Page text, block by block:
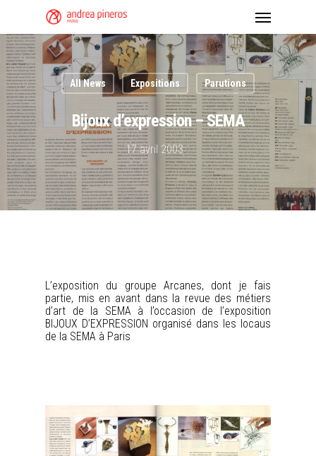
All News Expositions Parutions
Bijoux d’expression – SEMA
17 avril 2003
L’exposition du groupe Arcanes, dont je fais
partie, mis en avant dans la revue des métiers
d’art de la SEMA à l’occasion de l’exposition
BIJOUX D’EXPRESSION organisé dans les locaus
de la SEMA à Paris